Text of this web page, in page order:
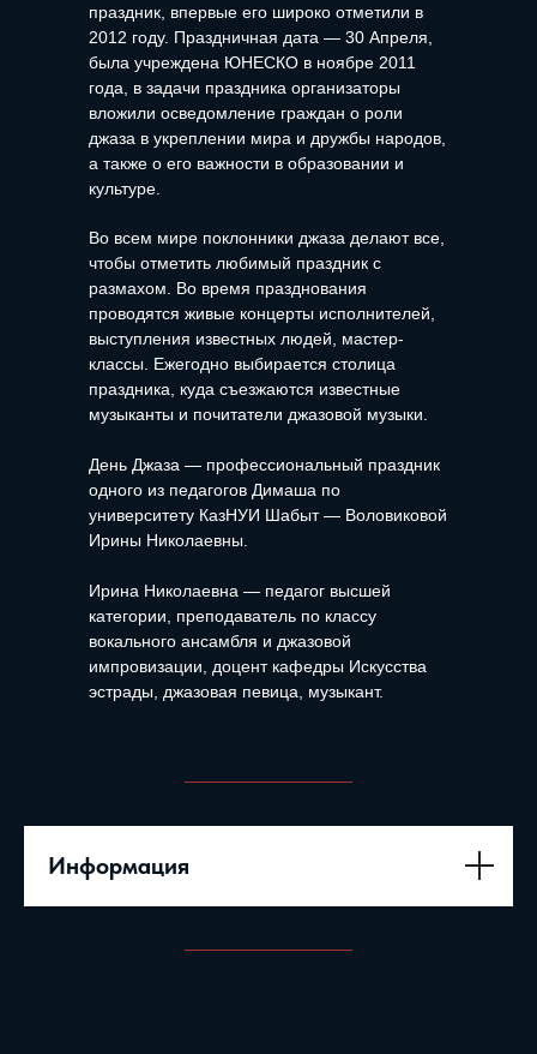
праздник, впервые его широко отметили в
2012 году. Праздничная дата — 30 Апреля,
была учреждена ЮНЕСКО в ноябре 2011
года, в задачи праздника организаторы
вложили осведомление граждан о роли
джаза в укреплении мира и дружбы народов,
а также о его важности в образовании и
культуре.
Во всем мире поклонники джаза делают все,
чтобы отметить любимый праздник с
размахом. Во время празднования
проводятся живые концерты исполнителей,
выступления известных людей, мастер-
классы. Ежегодно выбирается столица
праздника, куда съезжаются известные
музыканты и почитатели джазовой музыки.
День Джаза — профессиональный праздник
одного из педагогов Димаша по
университету КазНУИ Шабыт — Воловиковой
Ирины Николаевны.
Ирина Николаевна — педагог высшей
категории, преподаватель по классу
вокального ансамбля и джазовой
импровизации, доцент кафедры Искусства
эстрады, джазовая певица, музыкант.
Информация